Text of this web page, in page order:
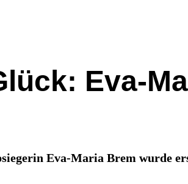
Eva-
Eva-Maria Brem wurde